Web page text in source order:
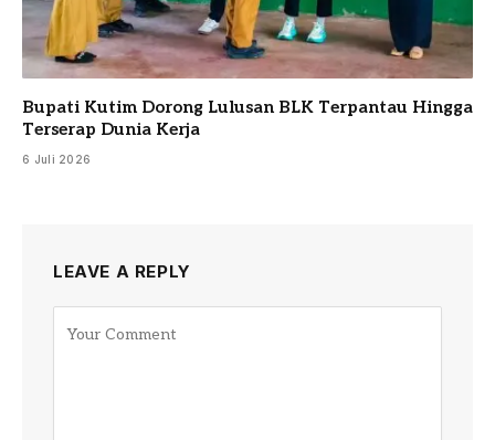
Bupati Kutim Dorong Lulusan BLK Terpantau Hingga
Terserap Dunia Kerja
6 Juli 2026
LEAVE A REPLY